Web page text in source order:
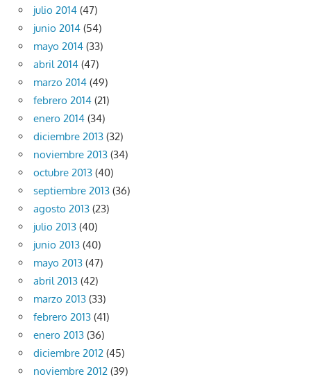
julio 2014 (47)
junio 2014 (54)
mayo 2014 (33)
abril 2014 (47)
marzo 2014 (49)
febrero 2014 (21)
enero 2014 (34)
diciembre 2013 (32)
noviembre 2013 (34)
octubre 2013 (40)
septiembre 2013 (36)
agosto 2013 (23)
julio 2013 (40)
junio 2013 (40)
mayo 2013 (47)
abril 2013 (42)
marzo 2013 (33)
febrero 2013 (41)
enero 2013 (36)
diciembre 2012 (45)
noviembre 2012 (39)